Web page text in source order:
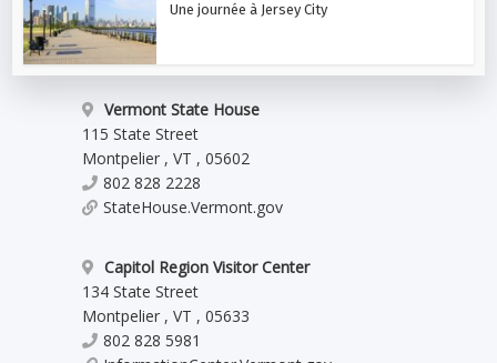
Une journée à Jersey City
Vermont State House
115 State Street
Montpelier , VT , 05602
802 828 2228
StateHouse.Vermont.gov
Capitol Region Visitor Center
134 State Street
Montpelier , VT , 05633
802 828 5981